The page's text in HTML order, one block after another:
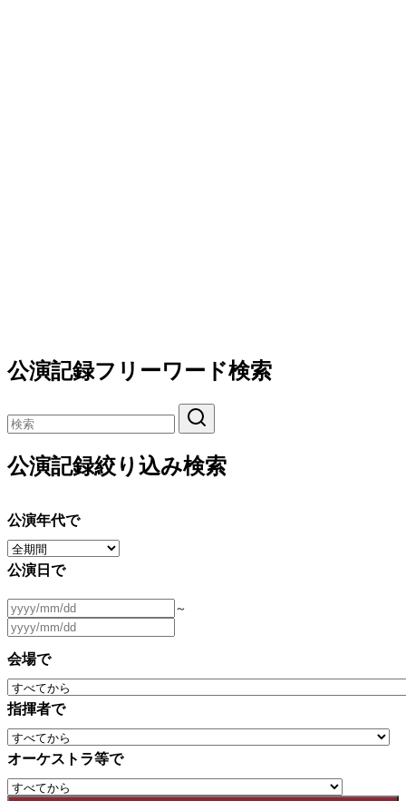
公演記録フリーワード検索
公演記録絞り込み検索
公演年代で
公演日で
～
会場で
指揮者で
オーケストラ等で